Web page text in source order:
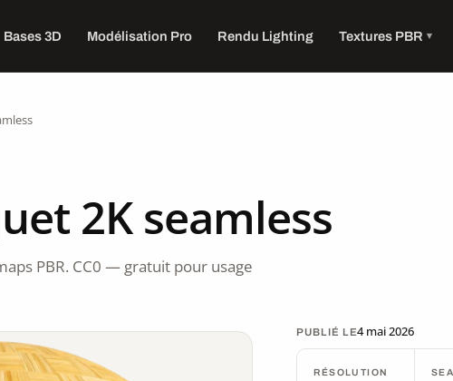
Bases 3D Modélisation Pro Rendu Lighting Textures PBR
2K seamless
PBR. CC0 — gratuit pour usage
PUBLIÉ LE4 mai 2026
RÉSOLUTION